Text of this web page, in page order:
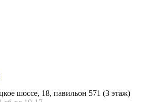
шоссе, 18, павильон 571 (3 этаж)